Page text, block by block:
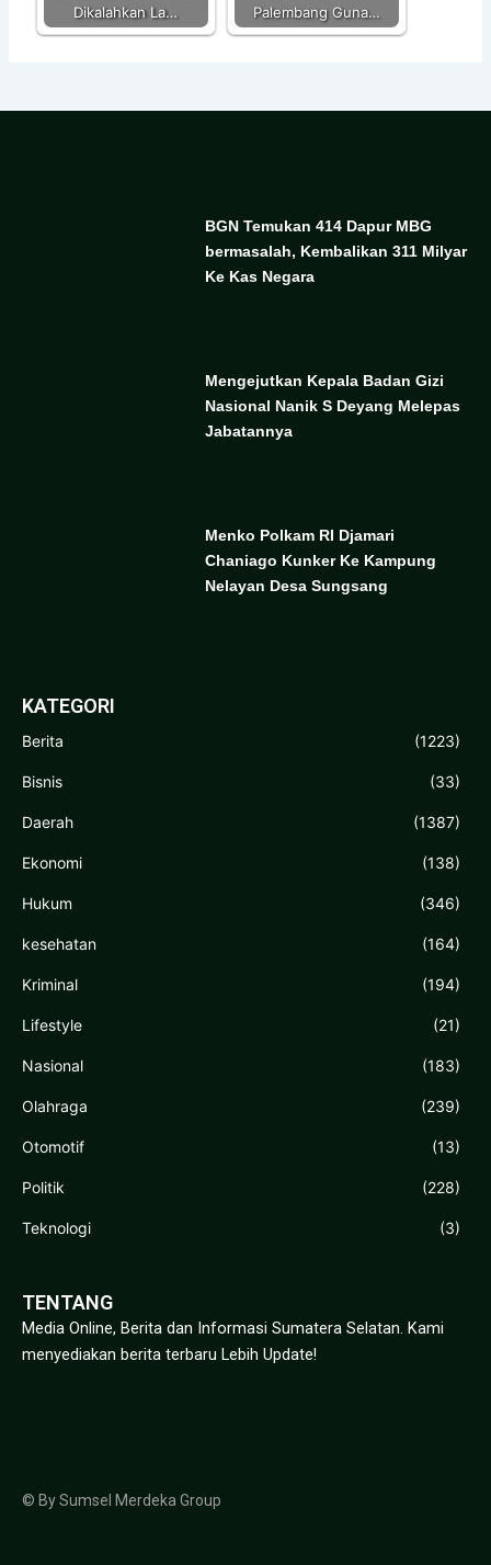
Dikalahkan La…
Palembang Guna…
BGN Temukan 414 Dapur MBG
bermasalah, Kembalikan 311 Milyar
Ke Kas Negara
Mengejutkan Kepala Badan Gizi
Nasional Nanik S Deyang Melepas
Jabatannya
Menko Polkam RI Djamari
Chaniago Kunker Ke Kampung
Nelayan Desa Sungsang
KATEGORI
Berita (1223)
Bisnis (33)
Daerah (1387)
Ekonomi (138)
Hukum (346)
kesehatan (164)
Kriminal (194)
Lifestyle (21)
Nasional (183)
Olahraga (239)
Otomotif (13)
Politik (228)
Teknologi (3)
TENTANG
Media Online, Berita dan Informasi Sumatera Selatan. Kami
menyediakan berita terbaru Lebih Update!
© By Sumsel Merdeka Group